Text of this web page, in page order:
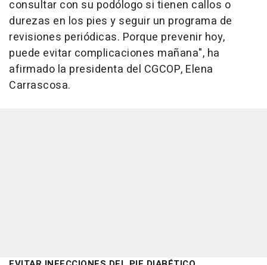
consultar con su podólogo si tienen callos o
durezas en los pies y seguir un programa de
revisiones periódicas. Porque prevenir hoy,
puede evitar complicaciones mañana", ha
afirmado la presidenta del CGCOP, Elena
Carrascosa.